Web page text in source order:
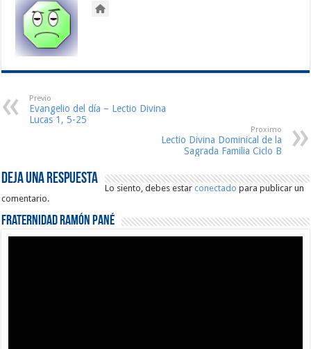
Previo
Evangelio del día – Lectio Divina
Lucas 1, 5-25
Proximo
Lectio Divina Dominical de la
Sagrada Familia Ciclo B
Deja una respuesta
Lo siento, debes estarconectado para publicar un
comentario.
Fraternidad Ramón Pané